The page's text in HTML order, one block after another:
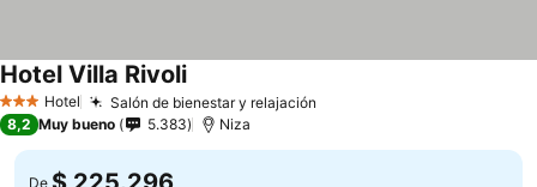
3 Estrellas
Hotel Salón de bienestar y relajación
Hotel Villa Rivoli
8,2 Muy bueno 5.383 Niza
De